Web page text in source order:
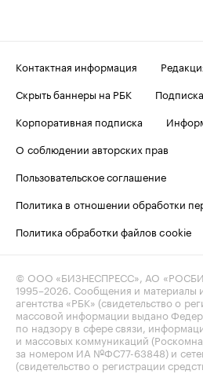
Контактная информация
Скрыть баннеры на РБК
Корпоративная подписка
О соблюдении авторских прав
Пользовательское соглашение
Политика в отношении обработки
Политика обработки файлов cookie
© ООО «БИЗНЕСПРЕСС», АО
1995–2026. Сообщения и материалы
агентства «РБК» (свидетельство о
массовой информации выдано
по надзору в сфере связи,
и массовых коммуникаций
за номером ИА №ФС77-63848) и
(свидетельство о регистрации